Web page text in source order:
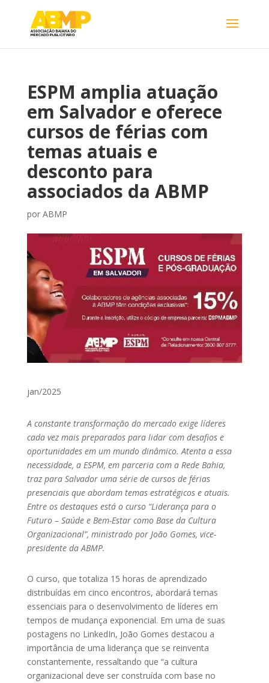
ESPM amplia atuação
em Salvador e oferece
cursos de férias com
temas atuais e
desconto para
associados da ABMP
por ABMP
jan/2025
A constante transformação do mercado exige líderes
cada vez mais preparados para lidar com desafios e
oportunidades em um mundo dinâmico. Atenta a essa
necessidade, a ESPM, em parceria com a Rede Bahia,
traz para Salvador uma série de cursos de férias
presenciais que abordam temas estratégicos e atuais.
Entre os destaques está o curso “Liderança para o
Futuro – Saúde e Bem-Estar como Base da Cultura
Organizacional”, ministrado por João Gomes, vice-
presidente da ABMP.
O curso, que totaliza 15 horas de aprendizado
distribuídas em cinco encontros, abordará temas
essenciais para o desenvolvimento de líderes em
tempos de mudança exponencial. Em uma de suas
postagens no LinkedIn, João Gomes destacou a
importância de uma liderança que se reinventa
constantemente, ressaltando que “a cultura
organizacional deve ser construída com base no